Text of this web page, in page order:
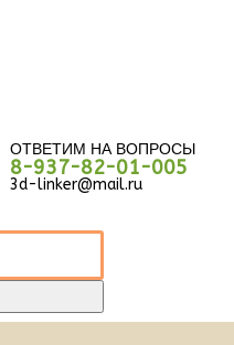
ОТВЕТИМ НА ВОПРОСЫ
8-937-82-01-005
3d-linker@mail.ru